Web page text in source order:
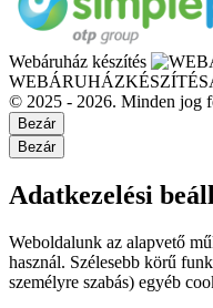
Webáruház készítés
© 2025 - 2026. Minden jog
Bezár
Bezár
Adatkezelési
Weboldalunk az alapvető
használ. Szélesebb körű
személyre szabás) egyéb